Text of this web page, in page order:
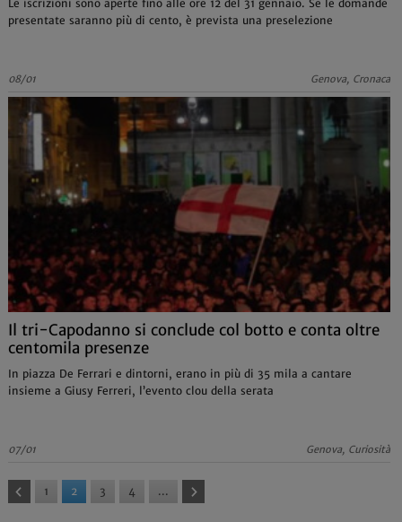
Le iscrizioni sono aperte fino alle ore 12 del 31 gennaio. Se le domande
presentate saranno più di cento, è prevista una preselezione
08/01 Genova, Cronaca
Il tri-Capodanno si conclude col botto e conta oltre
centomila presenze
In piazza De Ferrari e dintorni, erano in più di 35 mila a cantare
insieme a Giusy Ferreri, l’evento clou della serata
07/01 Genova, Curiosità
1 2 3 4 ...